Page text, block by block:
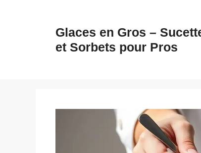
Glaces en Gros –
et Sorbets pour Pros